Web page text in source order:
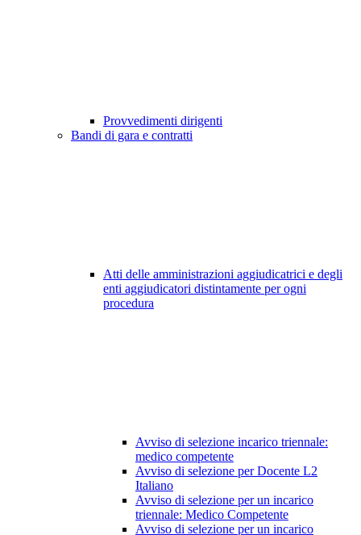
Provvedimenti dirigenti
Bandi di gara e contratti
Atti delle amministrazioni aggiudicatrici e degli
enti aggiudicatori distintamente per ogni
procedura
Avviso di selezione incarico triennale:
medico competente
Avviso di selezione per Docente L2
Italiano
Avviso di selezione per un incarico
triennale: Medico Competente
Avviso di selezione per un incarico